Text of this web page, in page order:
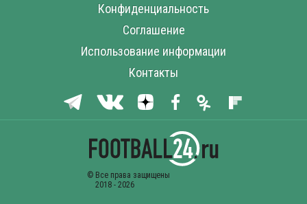
Конфиденциальность
Соглашение
Использование информации
Контакты